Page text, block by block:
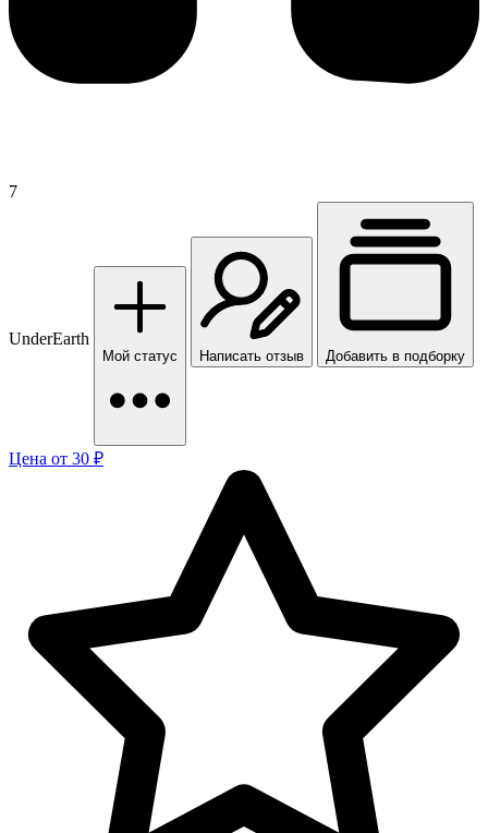
7
UnderEarth
Мой статус Написать отзыв Добавить в подборку
Цена от 30 ₽